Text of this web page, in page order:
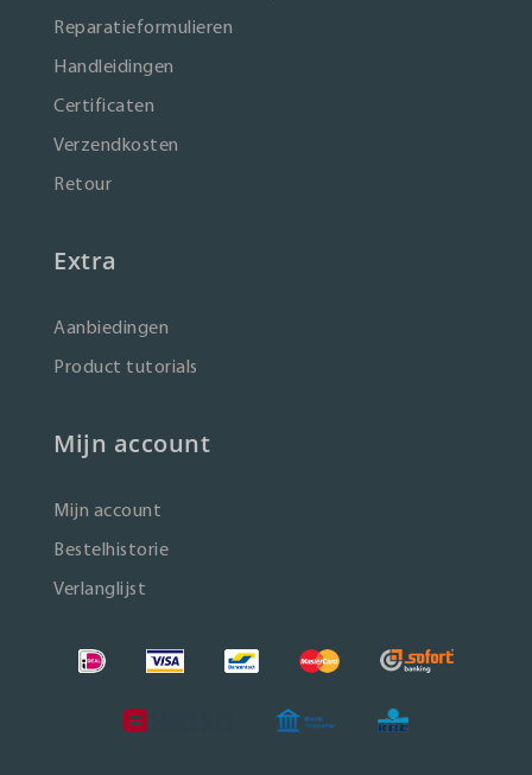
Reparatieformulieren
Handleidingen
Certificaten
Verzendkosten
Retour
Extra
Aanbiedingen
Product tutorials
Mijn account
Mijn account
Bestelhistorie
Verlanglijst